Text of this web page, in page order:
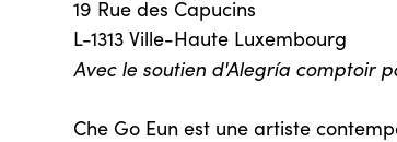
19 Rue des Capucins
L-1313 Ville-Haute Luxembourg
Avec le soutien d'Alegría comptoir
Che Go Eun est une artiste